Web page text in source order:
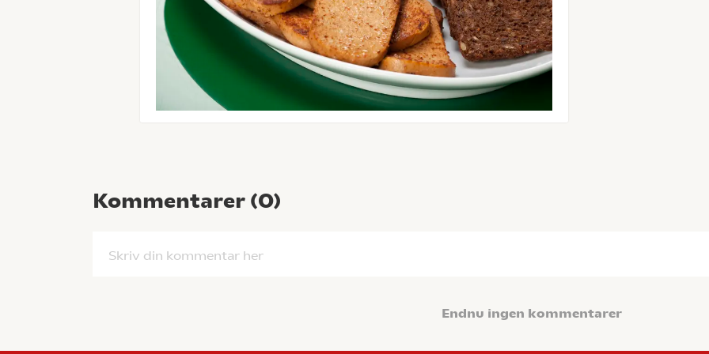
Kommentarer (0)
Skriv din kommentar her
Endnu ingen kommentarer